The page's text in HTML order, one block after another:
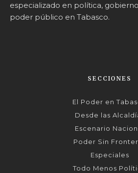
especializado en política,
poder público en Tabasco.
SECCIONES
El Poder en
Desde las
Escenario
Poder Sin
Especiales
Todo Menos